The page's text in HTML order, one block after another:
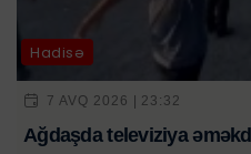
Hadisə
7 AVQ 2026 | 23:32
Ağdaşda televiziya